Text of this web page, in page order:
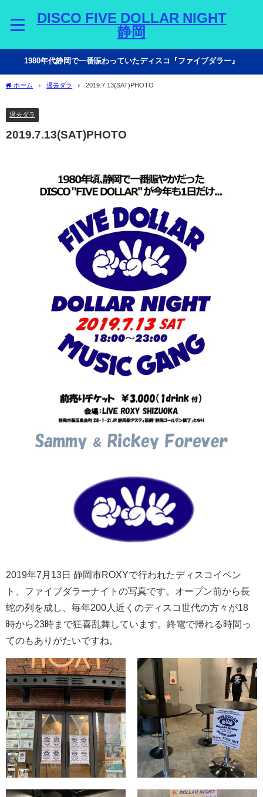
DISCO FIVE DOLLAR NIGHT
静岡
1980年代静岡で一番賑わっていたディスコ『ファイブダラー』
ホーム 過去ダラ 2019.7.13(SAT)PHOTO
過去ダラ
2019.7.13(SAT)PHOTO
2019年7月13日 静岡市ROXYで行われたディスコイベン
ト、ファイブダラーナイトの写真です。オープン前から長
蛇の列を成し、毎年200人近くのディスコ世代の方々が18
時から23時まで狂喜乱舞しています。終電で帰れる時間っ
てのもありがたいですね。